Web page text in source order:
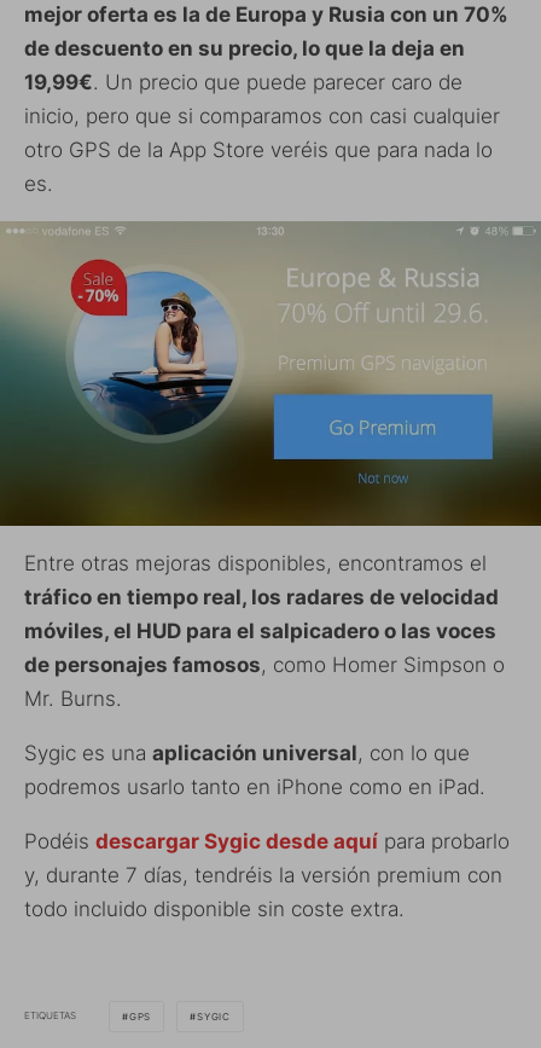
mejor oferta es la de Europa y Rusia con un 70%
de descuento en su precio, lo que la deja en
19,99€. Un precio que puede parecer caro de
inicio, pero que si comparamos con casi cualquier
otro GPS de la App Store veréis que para nada lo
es.
Entre otras mejoras disponibles, encontramos el
tráfico en tiempo real, los radares de velocidad
móviles, el HUD para el salpicadero o las voces
de personajes famosos, como Homer Simpson o
Mr. Burns.
Sygic es una aplicación universal, con lo que
podremos usarlo tanto en iPhone como en iPad.
Podéis descargar Sygic desde aquí para probarlo
y, durante 7 días, tendréis la versión premium con
todo incluido disponible sin coste extra.
ETIQUETAS GPS SYGIC